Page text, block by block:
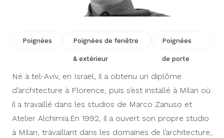
Poignées Poignées de fenêtre
& extérieur
Poignées
de porte
Né à tel-Aviv, en Israël, il a obtenu un diplôme
d’architecture à Florence, puis s’est installé à Milan où
il a travaillé dans les studios de Marco Zanuso et
Atelier Alchimia.En 1992, il a ouvert son propre studio
à Milan, travaillant dans les domaines de l’architecture,